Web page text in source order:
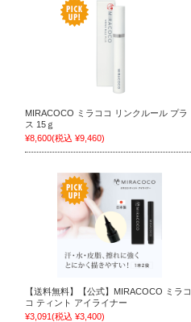
MIRACOCO ミラココ リンクルール プラ
ス 15ｇ
¥8,600(税込 ¥9,460)
【送料無料】【公式】MIRACOCO ミラコ
コ ティント アイライナー
¥3,091(税込 ¥3,400)